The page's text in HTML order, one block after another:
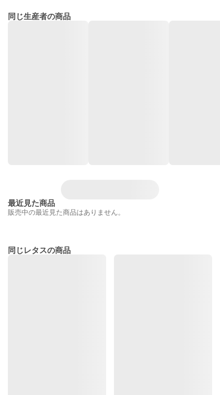
同じ生産者の商品
最近見た商品
販売中の最近見た商品はありません。
同じレタスの商品